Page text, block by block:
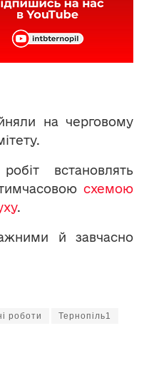
на черговому
встановлять
схемою
.
й завчасно
роботи Тернопіль1